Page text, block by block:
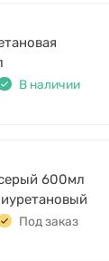
В наличии
600мл
Под заказ